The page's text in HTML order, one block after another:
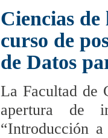
Ciencias
curso de
de Datos
La Facultad de
apertura de
“Introducción